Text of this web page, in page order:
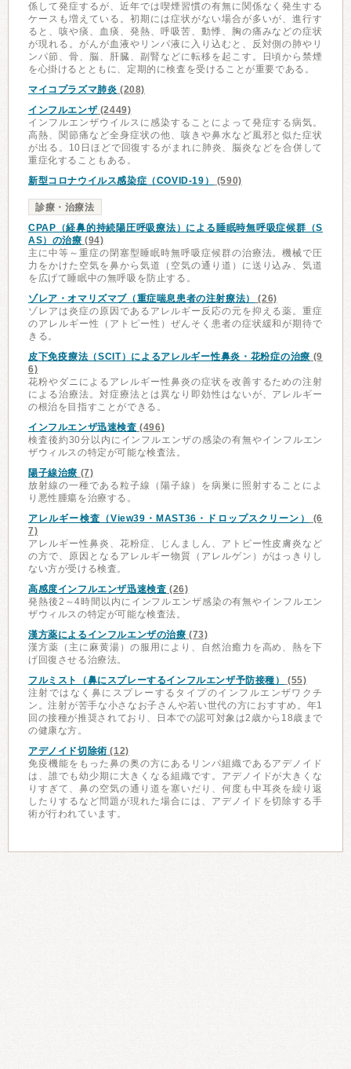
係して発症するが、近年では喫煙習慣の有無に関係なく発生する
ケースも増えている。初期には症状がない場合が多いが、進行す
ると、咳や痰、血痰、発熱、呼吸苦、動悸、胸の痛みなどの症状
が現れる。がんが血液やリンパ液に入り込むと、反対側の肺やリ
ンパ節、骨、脳、肝臓、副腎などに転移を起こす。日頃から禁煙
を心掛けるとともに、定期的に検査を受けることが重要である。
マイコプラズマ肺炎 (208)
インフルエンザ(2449)
インフルエンザウイルスに感染することによって発症する病気。
高熱、関節痛など全身症状の他、咳きや鼻水など風邪と似た症状
が出る。10日ほどで回復するがまれに肺炎、脳炎などを合併して
重症化することもある。
新型コロナウイルス感染症（COVID-19）
(590)
診療・治療法
CPAP（経鼻的持続陽圧呼吸療法）による睡眠時無呼吸症候群（S
AS）の治療 (94)
主に中等～重症の閉塞型睡眠時無呼吸症候群の治療法。機械で圧
力をかけた空気を鼻から気道（空気の通り道）に送り込み、気道
を広げて睡眠中の無呼吸を防止する。
ゾレア・オマリズマブ（重症喘息患者の注射療法）
(26)
ゾレアは炎症の原因であるアレルギー反応の元を抑える薬。重症
のアレルギー性（アトピー性）ぜんそく患者の症状緩和が期待で
きる。
皮下免疫療法（SCIT）によるアレルギー性鼻炎・花粉症の治療 (9
6)
花粉やダニによるアレルギー性鼻炎の症状を改善するための注射
による治療法。対症療法とは異なり即効性はないが、アレルギー
の根治を目指すことができる。
インフルエンザ迅速検査 (496)
検査後約30分以内にインフルエンザの感染の有無やインフルエン
ザウィルスの特定が可能な検査法。
陽子線治療 (7)
放射線の一種である粒子線（陽子線）を病巣に照射することによ
り悪性腫瘍を治療する。
アレルギー検査（View39・MAST36・ドロップスクリーン）
(6
7)
アレルギー性鼻炎、花粉症、じんましん、アトピー性皮膚炎など
の方で、原因となるアレルギー物質（アレルゲン）がはっきりし
ない方が受ける検査。
高感度インフルエンザ迅速検査 (26)
発熱後2～4時間以内にインフルエンザ感染の有無やインフルエン
ザウィルスの特定が可能な検査法。
漢方薬によるインフルエンザの治療 (73)
漢方薬（主に麻黄湯）の服用により、自然治癒力を高め、熱を下
げ回復させる治療法。
フルミスト（鼻にスプレーするインフルエンザ予防接種）
(55)
注射ではなく鼻にスプレーするタイプのインフルエンザワクチ
ン。注射が苦手な小さなお子さんや若い世代の方におすすめ。年1
回の接種が推奨されており、日本での認可対象は2歳から18歳まで
の健康な方。
アデノイド切除術 (12)
免疫機能をもった鼻の奥の方にあるリンパ組織であるアデノイド
は、誰でも幼少期に大きくなる組織です。アデノイドが大きくな
りすぎて、鼻の空気の通り道を塞いだり、何度も中耳炎を繰り返
したりするなど問題が現れた場合には、アデノイドを切除する手
術が行われています。